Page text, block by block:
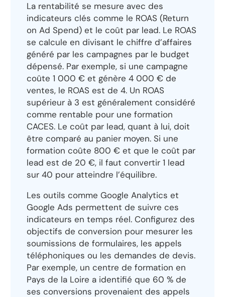
La rentabilité se mesure avec des
indicateurs clés comme le ROAS (Return
on Ad Spend) et le coût par lead. Le ROAS
se calcule en divisant le chiffre d’affaires
généré par les campagnes par le budget
dépensé. Par exemple, si une campagne
coûte 1 000 € et génère 4 000 € de
ventes, le ROAS est de 4. Un ROAS
supérieur à 3 est généralement considéré
comme rentable pour une formation
CACES. Le coût par lead, quant à lui, doit
être comparé au panier moyen. Si une
formation coûte 800 € et que le coût par
lead est de 20 €, il faut convertir 1 lead
sur 40 pour atteindre l’équilibre.
Les outils comme Google Analytics et
Google Ads permettent de suivre ces
indicateurs en temps réel. Configurez des
objectifs de conversion pour mesurer les
soumissions de formulaires, les appels
téléphoniques ou les demandes de devis.
Par exemple, un centre de formation en
Pays de la Loire a identifié que 60 % de
ses conversions provenaient des appels